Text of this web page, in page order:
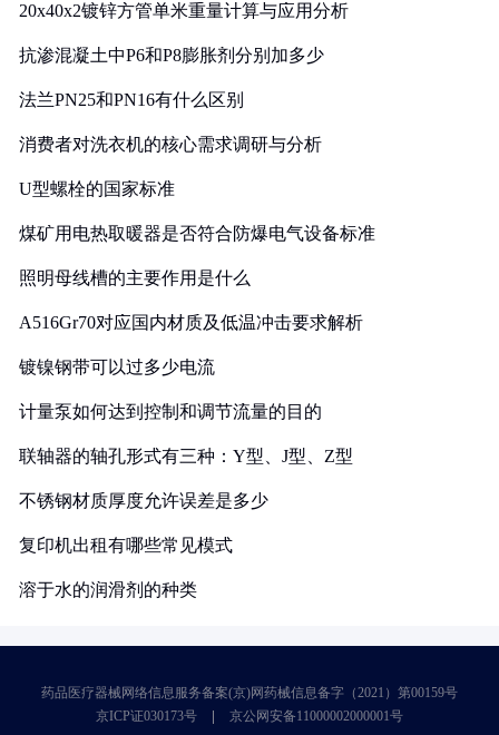
20x40x2镀锌方管单米重量计算与应用分析
抗渗混凝土中P6和P8膨胀剂分别加多少
法兰PN25和PN16有什么区别
消费者对洗衣机的核心需求调研与分析
U型螺栓的国家标准
煤矿用电热取暖器是否符合防爆电气设备标准
照明母线槽的主要作用是什么
A516Gr70对应国内材质及低温冲击要求解析
镀镍钢带可以过多少电流
计量泵如何达到控制和调节流量的目的
联轴器的轴孔形式有三种：Y型、J型、Z型
不锈钢材质厚度允许误差是多少
复印机出租有哪些常见模式
溶于水的润滑剂的种类
药品医疗器械网络信息服务备案(京)网药械信息备字（2021）第00159号
京ICP证030173号
京公网安备11000002000001号